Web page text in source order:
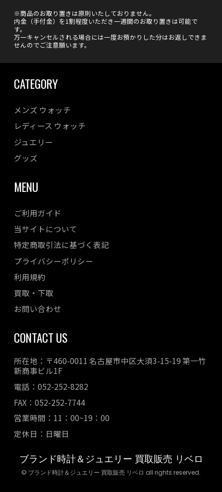
※商品のお取り置きは原則いたしておりません。
内金（手付金）を1割程度いただき一週間のお取り置きは可能で
す。
万一キャンセルされる場合には一度お預かりした分はお返しできま
せんのでご注意願います。
CATEGORY
メンズ ウォッチ
レディース ウォッチ
ジュエリー
グッズ
MENU
ご利用ガイド
当サイトについて
特定商取引法に基づく表記
プライバシーポリシー
利用規約
買取・下取
お問い合わせ
CONTACT US
所在地：〒460-0011 名古屋市中区大須3-15-19 第一竹
新商事ビル1F
電話：052-252-8282
FAX：052-252-7744
営業時間：11：00~19：00
定休日：日曜日
ブランド時計＆ジュエリー 買取販売 リベロ
© ブランド時計＆ジュエリー 買取販売 リベロ all rights reserved.